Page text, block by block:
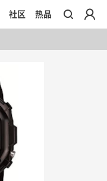
社区 热品